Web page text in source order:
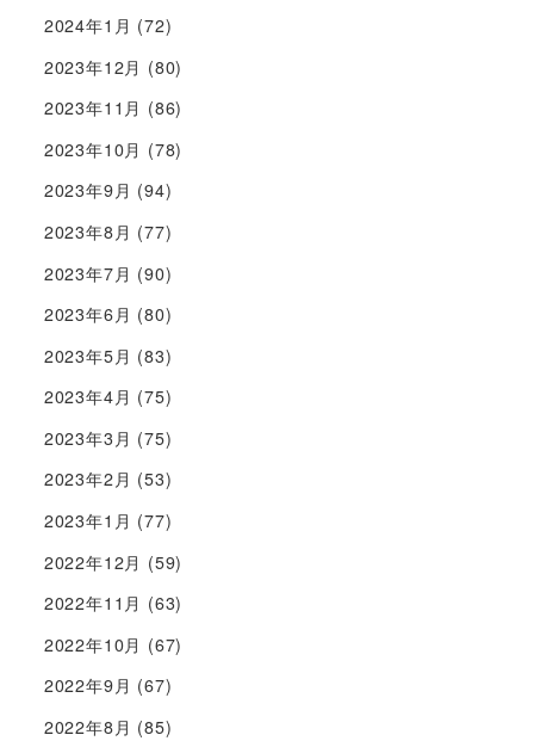
2024年1月 (72)
2023年12月 (80)
2023年11月 (86)
2023年10月 (78)
2023年9月 (94)
2023年8月 (77)
2023年7月 (90)
2023年6月 (80)
2023年5月 (83)
2023年4月 (75)
2023年3月 (75)
2023年2月 (53)
2023年1月 (77)
2022年12月 (59)
2022年11月 (63)
2022年10月 (67)
2022年9月 (67)
2022年8月 (85)